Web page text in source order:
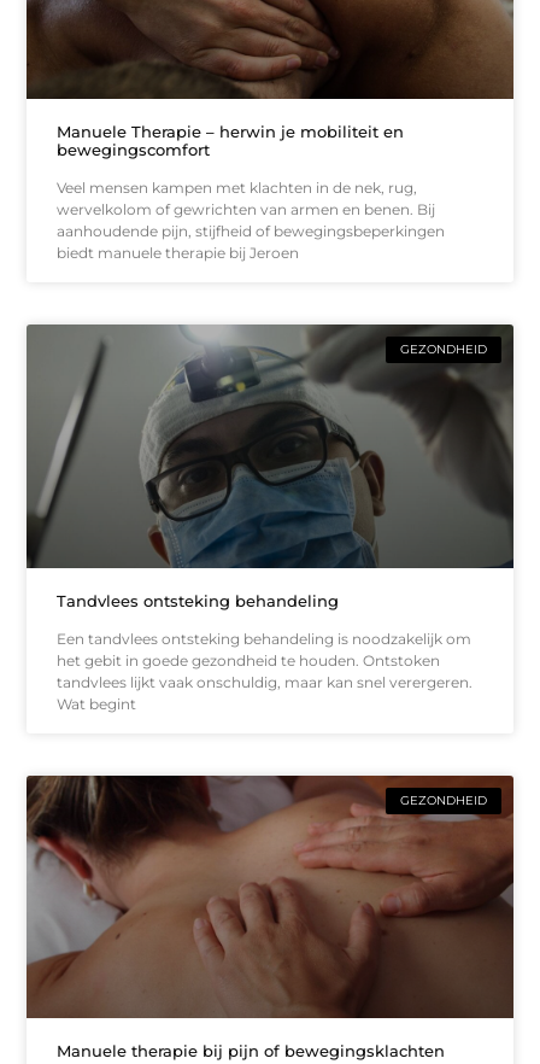
Manuele Therapie – herwin je mobiliteit en
bewegingscomfort
Veel mensen kampen met klachten in de nek, rug,
wervelkolom of gewrichten van armen en benen. Bij
aanhoudende pijn, stijfheid of bewegingsbeperkingen
biedt manuele therapie bij Jeroen
GEZONDHEID
Tandvlees ontsteking behandeling
Een tandvlees ontsteking behandeling is noodzakelijk om
het gebit in goede gezondheid te houden. Ontstoken
tandvlees lijkt vaak onschuldig, maar kan snel verergeren.
Wat begint
GEZONDHEID
Manuele therapie bij pijn of bewegingsklachten